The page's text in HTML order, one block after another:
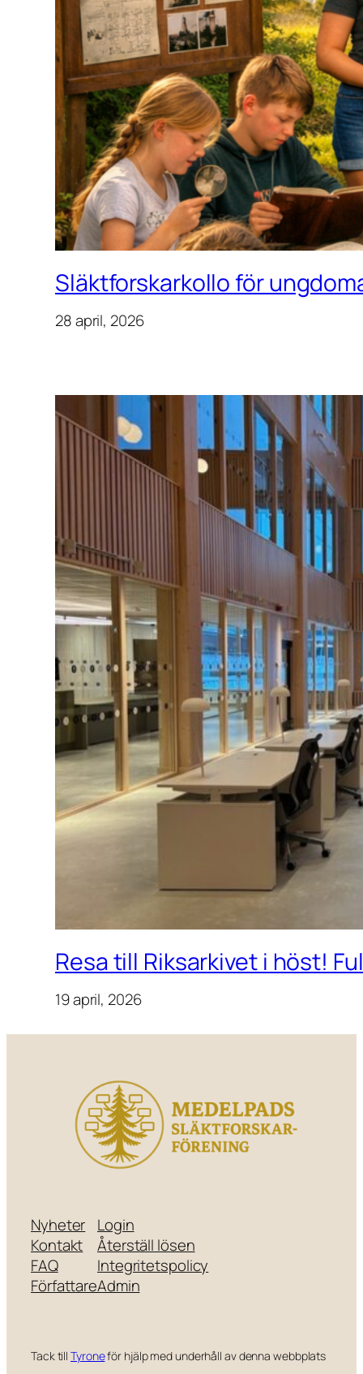
Släktforskarkollo för
28 april, 2026
Resa till Riksarkivet i höst!
19 april, 2026
Nyheter
Kontakt
FAQ
Författare
Login
Återställ lösen
Integritetspolicy
Admin
Tack tillTyroneför hjälp med underhåll av denna webbplats